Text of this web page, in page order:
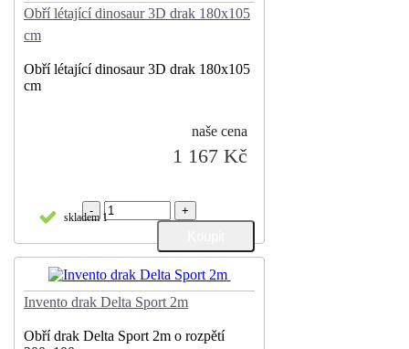
Obří létající dinosaur 3D drak 180x105
cm
Obří létající dinosaur 3D drak 180x105
cm
naše cena
1 167 Kč
skladem 1
- +
Invento drak Delta Sport 2m
Obří drak Delta Sport 2m o rozpětí